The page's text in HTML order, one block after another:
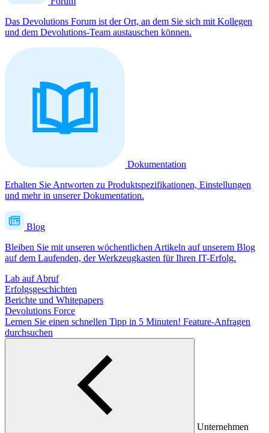
Das Devolutions Forum ist der Ort, an dem Sie sich mit Kollegen
und dem Devolutions-Team austauschen können.
Dokumentation
Erhalten Sie Antworten zu Produktspezifikationen, Einstellungen
und mehr in unserer Dokumentation.
Blog
Bleiben Sie mit unseren wöchentlichen Artikeln auf unserem Blog
auf dem Laufenden, der Werkzeugkasten für Ihren IT-Erfolg.
Lab auf Abruf
Erfolgsgeschichten
Berichte und Whitepapers
Devolutions Force
Lernen Sie einen schnellen Tipp in 5 Minuten! Feature-Anfragen
durchsuchen
Unternehmen